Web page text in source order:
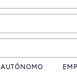
AUTÓNOMO